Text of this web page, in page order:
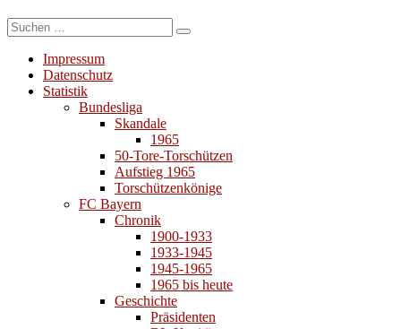
Suchen
nach:
Suchen
Impressum
Datenschutz
Statistik
Bundesliga
Skandale
1965
50-Tore-Torschützen
Aufstieg 1965
Torschützenkönige
FC Bayern
Chronik
1900-1933
1933-1945
1945-1965
1965 bis heute
Geschichte
Präsidenten